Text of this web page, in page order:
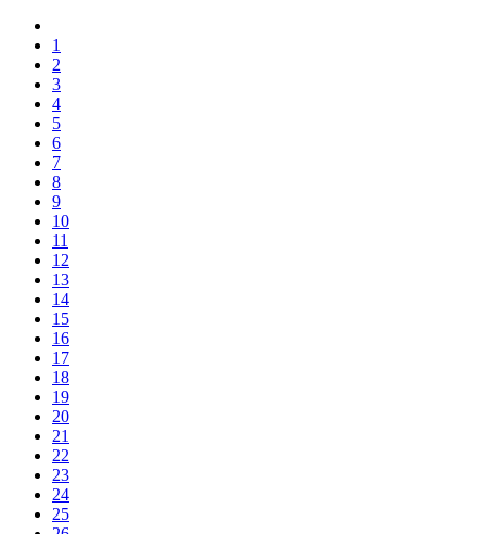
1
2
3
4
5
6
7
8
9
10
11
12
13
14
15
16
17
18
19
20
21
22
23
24
25